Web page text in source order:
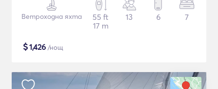
Ветроходна яхта
55 ft
17 m
13 6 7
$1,426 /нощ